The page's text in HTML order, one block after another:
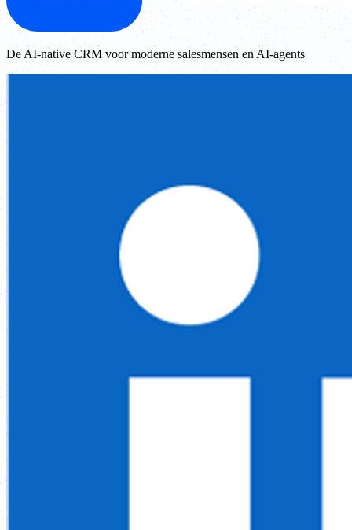
De AI-native CRM voor moderne salesmensen en AI-agents